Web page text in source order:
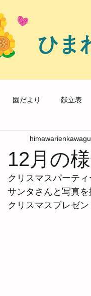
ひま
園だより 献立表
12月の
クリスマスパーテ
サンタさんと写真
クリスマスプレゼ